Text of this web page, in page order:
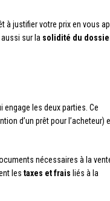
à justifier votre prix en vous
sur la solidité du
engage les deux parties. Ce
d’un prêt pour l’acheteur)
nécessaires à la
les taxes et frais liés à la